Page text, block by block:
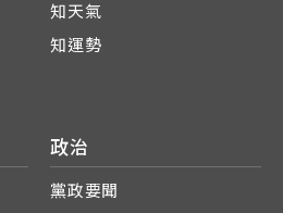
知天氣
知運勢
政治
黨政要聞